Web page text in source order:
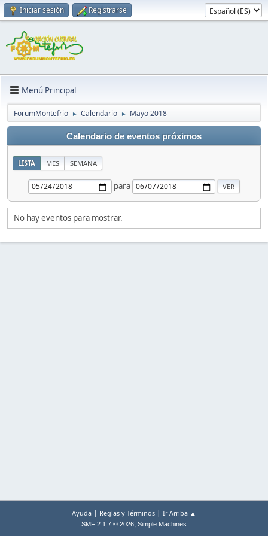
Iniciar sesión Registrarse
Menú Principal
ForumMontefrio ► Calendario ► Mayo 2018
Calendario de eventos próximos
LISTA MES SEMANA
para
No hay eventos para mostrar.
Ayuda | Reglas y Términos | Ir Arriba ▲
SMF 2.1.7 © 2026, Simple Machines